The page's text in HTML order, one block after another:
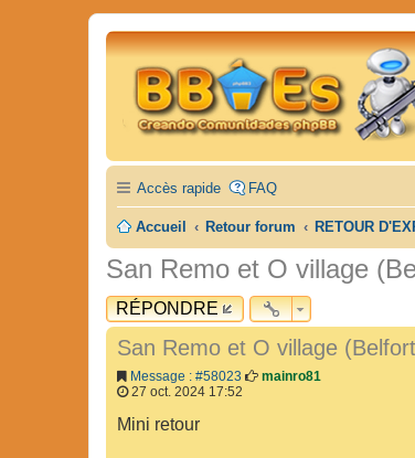
Accès rapide FAQ
Accueil Retour forum RETOUR
San Remo et O village
RÉPONDRE
San Remo et O village
Message : #58023
mainro81
27 oct. 2024 17:52
Mini retour